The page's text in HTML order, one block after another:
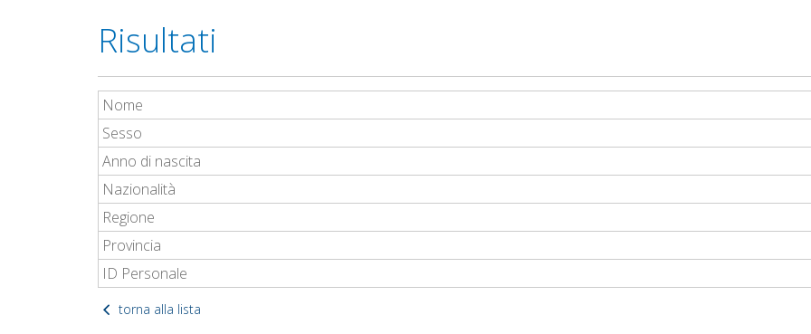
Risultati
Nome
Sesso
Anno di nascita
Nazionalità
Regione
Provincia
ID Personale
torna alla lista